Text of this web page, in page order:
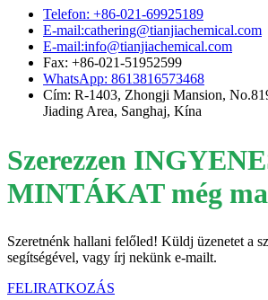
Telefon: +86-021-69925189
E-mail:cathering@tianjiachemical.com
E-mail:info@tianjiachemical.com
Fax: +86-021-51952599
WhatsApp: 8613816573468
Cím: R-1403, Zhongji Mansion,
Jiading Area, Sanghaj, Kína
Szerezzen
MINTÁKAT még
Szeretnénk hallani felőled! Küldj üzenetet a
segítségével, vagy írj nekünk e-mailt.
FELIRATKOZÁS